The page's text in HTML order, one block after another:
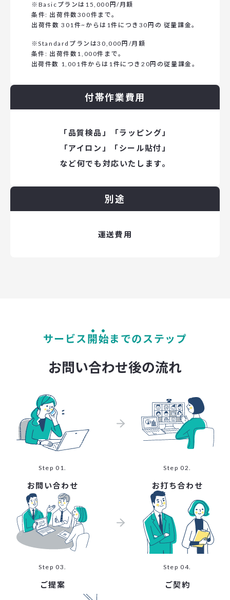
※Basicプランは15,000円/月額
条件: 出荷件数300件まで。
出荷件数 301件~からは1件につき30円の 従量課金。
※Standardプランは30,000円/月額
条件: 出荷件数1,000件まで。
出荷件数 1,001件からは1件につき20円の従量課金。
付帯作業費用
「品質検品」「ラッピング」
「アイロン」「シール貼付」
など何でも対応いたします。
別途
運送費用
サービス開始までのステップ
お問い合わせ後の流れ
Step 01.
お問い合わせ
Step 02.
お打ち合わせ
Step 03.
ご提案
Step 04.
ご契約